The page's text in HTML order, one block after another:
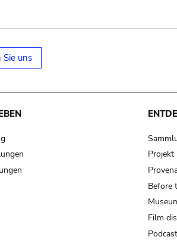
Sie uns
Projekt
Before
Film